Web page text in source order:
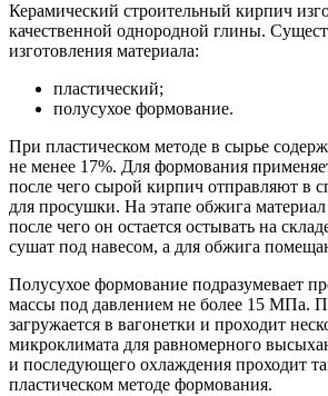
Керамический строительный кирпич
качественной однородной глины.
изготовления материала:
пластический;
полусухое формование.
При пластическом методе в сырье
не менее 17%. Для формования
после чего сырой кирпич отправляют в
для просушки. На этапе обжига
после чего он остается остывать на
сушат под навесом, а для обжига
Полусухое формование подразумевает
массы под давлением не более 15 МПа.
загружается в вагонетки и проходит
микроклимата для равномерного
и последующего охлаждения проходит
пластическом методе формования.